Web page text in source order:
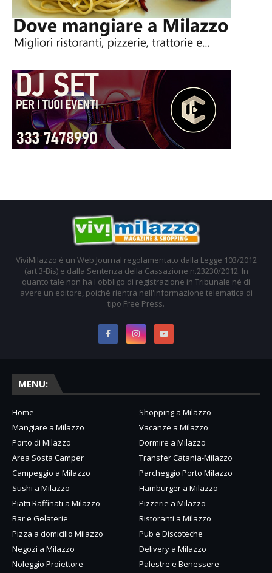
ViviMilazzo è un Web Journal regolamentato dalla Legge 103/2012
(art.3-Bis) e dalla Sentenza della Cassazione n.23230/2012. In
quanto tale non ha l'obbligo di registrazione in Tribunale nè di
avere un editore, poiché rientra nell'informazione telematica di
tipo Free Press.
MENU:
Home
Shopping a Milazzo
Mangiare a Milazzo
Vacanze a Milazzo
Porto di Milazzo
Dormire a Milazzo
Area Sosta Camper
Transfer Catania-Milazzo
Campeggio a Milazzo
Parcheggio Porto Milazzo
Sushi a Milazzo
Hamburger a Milazzo
Piatti Raffinati a Milazzo
Pizzerie a Milazzo
Bar e Gelaterie
Ristoranti a Milazzo
Pizza a domicilio Milazzo
Pub e Discoteche
Negozi a Milazzo
Delivery a Milazzo
Noleggio Proiettore
Palestre e Benessere